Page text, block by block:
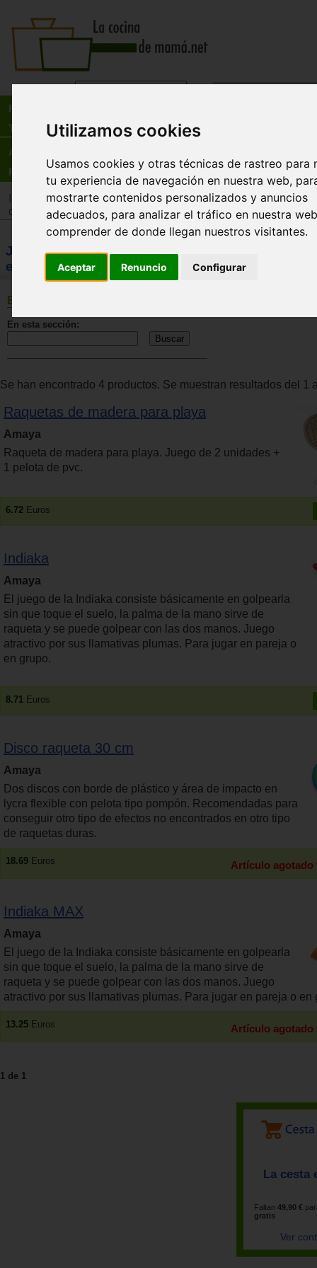
Utilizamos cookies
Usamos cookies y otras técnicas de rastreo para
tu experiencia de navegación en nuestra web,
mostrarte contenidos personalizados y anuncios
adecuados, para analizar el tráfico en nuestra
comprender de donde llegan nuestros visitantes.
Aceptar Renuncio Configurar
Recetas
Tienda
Actualidad
Registro
>Tienda>Juguetes infantiles>Juguetes por edad>
de 12 años
JUGUETES: Juguetes de más de 12 años -
exterior
BÚSQUEDA
En esta sección:
Se han encontrado 4 productos. Se muestran resultados del 1
Raquetas de madera para playa
Amaya
Raqueta de madera para playa. Juego de 2 unidades +
1 pelota de pvc.
6.72 Euros
Indiaka
Amaya
El juego de la Indiaka consiste básicamente en golpearla
sin que toque el suelo, la palma de la mano sirve de
raqueta y se puede golpear con las dos manos. Juego
atractivo por sus llamativas plumas. Para jugar en pareja o
en grupo.
8.71 Euros
Disco raqueta 30 cm
Amaya
Dos discos con borde de plástico y área de impacto en
lycra flexible con pelota tipo pompón. Recomendadas para
conseguir otro tipo de efectos no encontrados en otro tipo
de raquetas duras.
18.69 Euros Artículo agotado
Indiaka MAX
Amaya
El juego de la Indiaka consiste básicamente en golpearla
sin que toque el suelo, la palma de la mano sirve de
raqueta y se puede golpear con las dos manos. Juego
atractivo por sus llamativas plumas. Para jugar en pareja o en
13.25 Euros Artículo agotado
1 de 1
La cesta
Faltan 49,90 €
gratis
Ver